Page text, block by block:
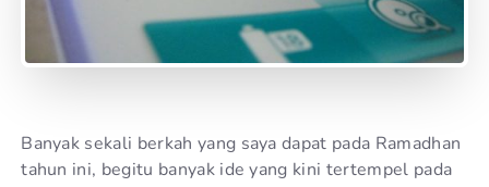
Banyak sekali berkah yang saya dapat pada Ramadhan
tahun ini, begitu banyak ide yang kini tertempel pada